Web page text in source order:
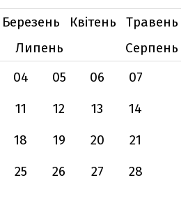
Березень Квітень
Травень
Липень
Серпень
04 05 06
07
11 12 13
14
18 19 20
21
25 26 27
28